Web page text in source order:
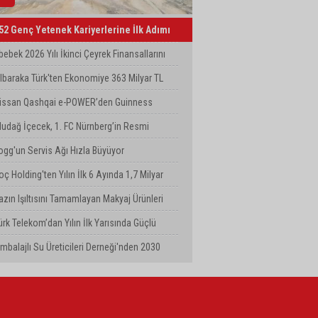
Genç Yetenek Kariyerlerine İlk Adımı
Attı
2026 Yılı İkinci Çeyrek Finansallarını
Türk'ten Ekonomiye 363 Milyar TL
Desteği
Qashqai e-POWER’den Guinness
Rekoru: Tek Depoyla 1980 km
İçecek, 1. FC Nürnberg’in Resmi
Oldu
Servis Ağı Hızla Büyüyor
Holding'ten Yılın İlk 6 Ayında 1,7 Milyar
Kombine Yatırım
Işıltısını Tamamlayan Makyaj Ürünleri
Türkiye'de!
Telekom’dan Yılın İlk Yarısında Güçlü
Su Üreticileri Derneği'nden 2030